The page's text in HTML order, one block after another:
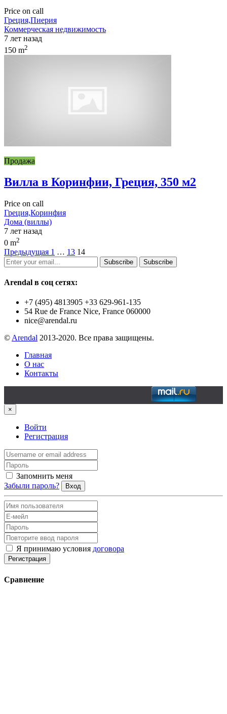
Price on call
Греция,Пиерия
Коммерческая недвижимость
7 лет назад
150 m2
Продажа
Вилла в Коринфии, Греция, 350 м2
Price on call
Греция,Коринфия
Дома (виллы)
7 лет назад
0 m2
Предыдущая 1 … 13 14
Subscribe Subscribe
Arendal в соц сетях:
+7 (495) 4813905 +33 629-961-135
54 Rue de France Nice, France 060000
nice@arendal.ru
© Arendal 2013-2020. Все права защищены.
Главная
О нас
Контакты
×
Войти
Регистрация
Запомнить меня
Забыли пароль?
Вход
Я принимаю условия договора
Регистрация
Сравнение